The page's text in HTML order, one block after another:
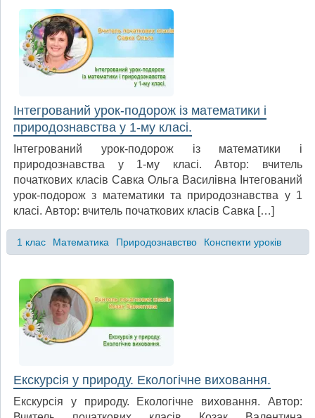
Інтегрований урок-подорож із математики і
природознавства у 1-му класі.
Інтегрований урок-подорож із математики і
природознавства у 1-му класі. Автор: вчитель
початкових класів Савка Ольга Василівна Інтегований
урок-подорож з математики та природознавства у 1
класі. Автор: вчитель початкових класів Савка […]
1 клас Математика Природознавство Конспекти уроків
Екскурсія у природу. Екологічне виховання.
Екскурсія у природу. Екологічне виховання. Автор: